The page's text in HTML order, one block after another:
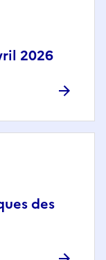
2026
des